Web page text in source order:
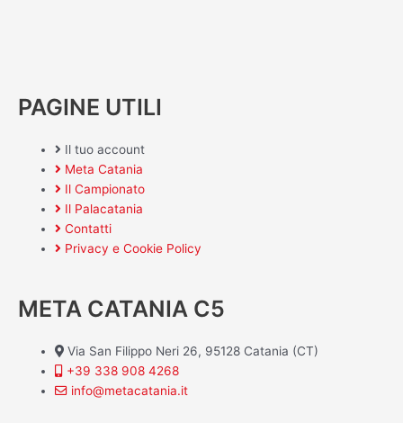
PAGINE UTILI
Il tuo account
Meta Catania
Il Campionato
Il Palacatania
Contatti
Privacy e Cookie Policy
META CATANIA C5
Via San Filippo Neri 26, 95128 Catania (CT)
+39 338 908 4268
info@metacatania.it